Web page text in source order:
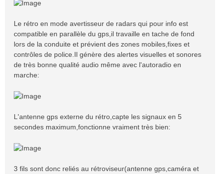
Le rétro en mode avertisseur de radars qui pour info est
compatible en parallèle du gps,il travaille en tache de fond
lors de la conduite et prévient des zones mobiles,fixes et
contrôles de police.Il génère des alertes visuelles et sonores
de très bonne qualité audio même avec l'autoradio en
marche:
L'antenne gps externe du rétro,capte les signaux en 5
secondes maximum,fonctionne vraiment très bien:
3 fils sont donc reliés au rétroviseur(antenne gps,caméra et